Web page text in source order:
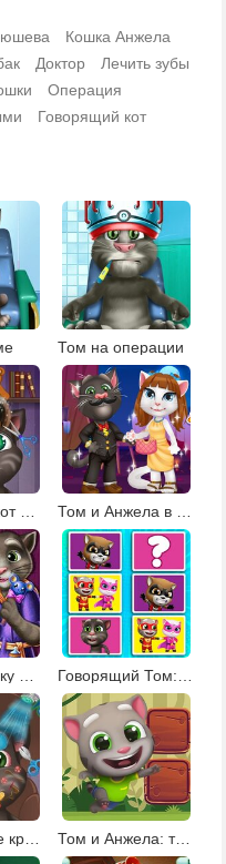
Кошка Анжела
Доктор
Лечить зубы
Операция
Говорящий кот
Том на операции
Том в салоне красоты Том и Анжела: тренировка памяти